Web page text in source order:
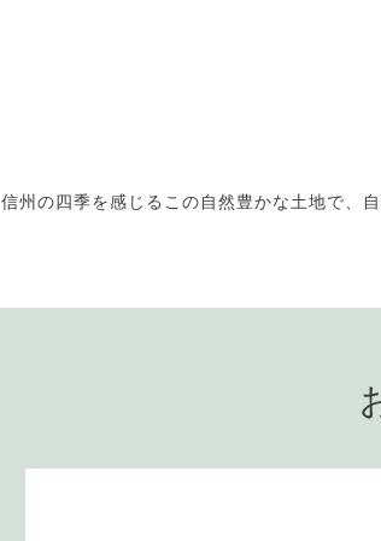
信州の四季を感じるこの自然豊かな土地で、